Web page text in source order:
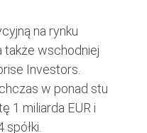
na rynku
także wschodniej
Investors.
w ponad stu
1 miliarda EUR i